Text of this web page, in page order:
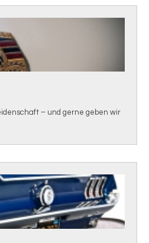
– und gerne geben wir